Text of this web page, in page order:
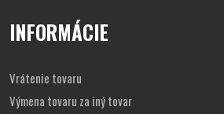
INFORMÁCIE
Vrátenie tovaru
Výmena tovaru za iný tovar